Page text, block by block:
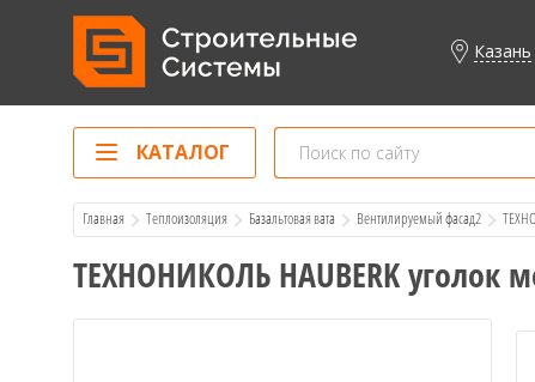
Казань
КАТАЛОГ
Главная Теплоизоляция Базальтовая вата Вентилируемый фасад2
ТЕХНОНИКОЛЬ HAUBERK